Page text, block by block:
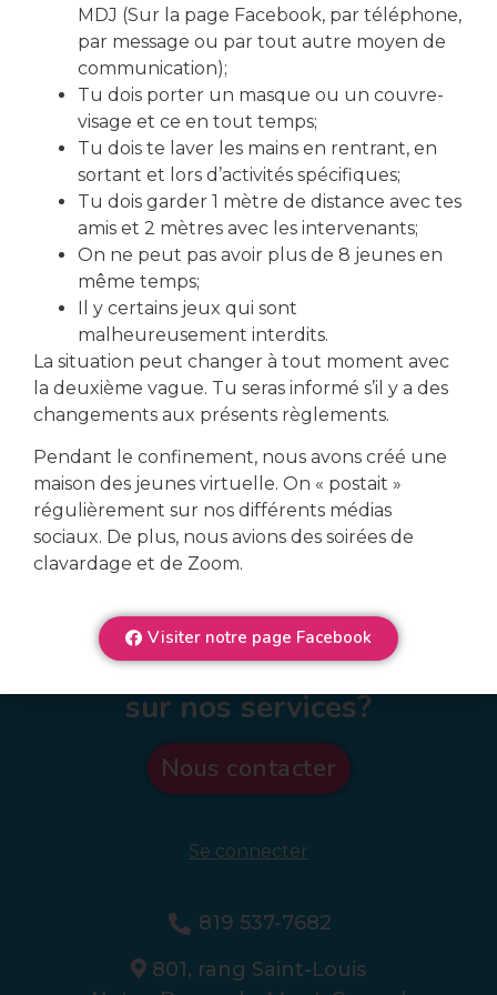
PRÉCÉDENT
Horaire été 2022 🍍
SUIVANT
Super Aqua Club 🏝
Veux-tu en connaître plus
sur nos services?
Nous contacter
Se connecter
819 537-7682
801, rang Saint-Louis
MDJ (Sur la page Facebook, par téléphone,
par message ou par tout autre moyen de
communication);
Tu dois porter un masque ou un couvre-
visage et ce en tout temps;
Tu dois te laver les mains en rentrant, en
sortant et lors d’activités spécifiques;
Tu dois garder 1 mètre de distance avec tes
amis et 2 mètres avec les intervenants;
On ne peut pas avoir plus de 8 jeunes en
même temps;
Il y certains jeux qui sont
malheureusement interdits.
La situation peut changer à tout moment avec
la deuxième vague. Tu seras informé s’il y a des
changements aux présents règlements.
Pendant le confinement, nous avons créé une
maison des jeunes virtuelle. On « postait »
régulièrement sur nos différents médias
sociaux. De plus, nous avions des soirées de
clavardage et de Zoom.
Visiter notre page Facebook